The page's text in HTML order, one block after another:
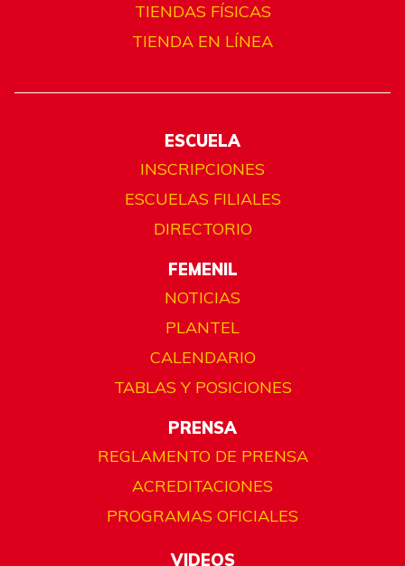
TIENDAS FÍSICAS
TIENDA EN LÍNEA
ESCUELA
INSCRIPCIONES
ESCUELAS FILIALES
DIRECTORIO
FEMENIL
NOTICIAS
PLANTEL
CALENDARIO
TABLAS Y POSICIONES
PRENSA
REGLAMENTO DE PRENSA
ACREDITACIONES
PROGRAMAS OFICIALES
VIDEOS